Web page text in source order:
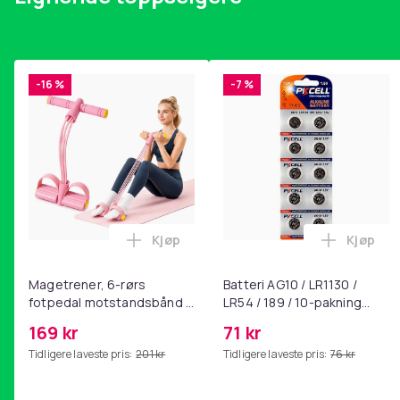
-16 %
Magetrener, 6-rørs
fotpedal motstandsbånd -
yoga og
hjemmegymnastikk Pink
169 kr
Tidligere laveste pris: 201 kr
Legg Magetrener, 6-rørs fotpedal
Kjøp
-7 %
Batteri AG10 / LR1130 /
LR54 / 189 / 10-pakning
71 kr
Tidligere laveste pris: 76 kr
Legg
Kjøp